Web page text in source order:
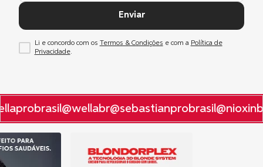
Enviar
Li e concordo com os Termos & Condições e com a Política de
Privacidade.
@wellabr@sebastianprobrasil